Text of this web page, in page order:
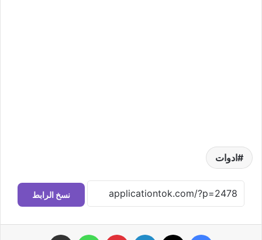
ادوات
نسخ الرابط
فيسبوك لينكدإن بينتيريست واتساب